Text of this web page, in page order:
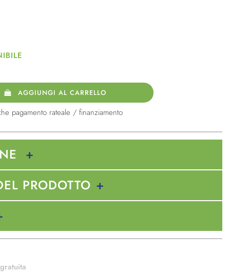
AGGIUNGI AL CARRELLO
pagamento rateale / finanziamento
PRODOTTO